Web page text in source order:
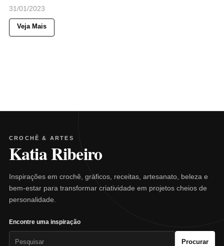
31/01/2023
Veja Mais
CROCHÊ & ARTES
Katia Ribeiro
Inspirações em crochê, gráficos, receitas, artesanato, beleza e
bem-estar para transformar criatividade em projetos cheios de
personalidade.
Encontre uma inspiração
Procurar